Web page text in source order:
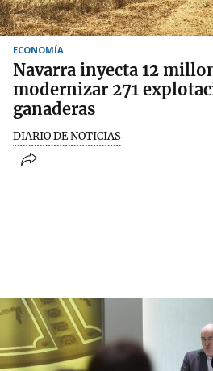
ECONOMÍA
Navarra inyecta 12
modernizar 271
ganaderas
DIARIO DE NOTICIAS